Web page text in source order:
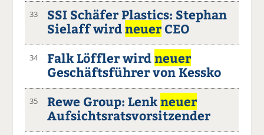
33
SSI Schäfer Plastics: Stephan
Sielaff wirdneuerCEO
34 Falk Löffler wirdneuer
Geschäftsführer von Kessko
35 Rewe Group: Lenkneuer
Aufsichtsratsvorsitzender